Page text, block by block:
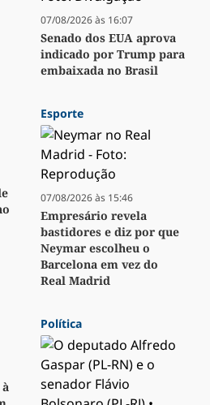
07/08/2026 às 16:07
Senado dos EUA aprova
indicado por Trump para
embaixada no Brasil
Esporte
07/08/2026 às 15:46
Empresário revela
bastidores e diz por que
Neymar escolheu o
Barcelona em vez do
Real Madrid
Política